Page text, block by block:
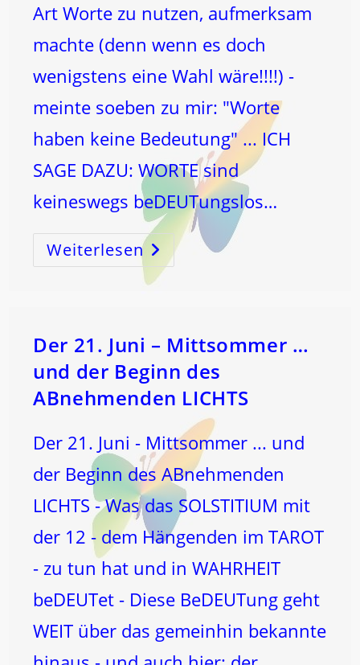
Art Worte zu nutzen, aufmerksam
machte (denn wenn es doch
wenigstens eine Wahl wäre!!!!) -
meinte soeben zu mir: "Worte
haben keine Bedeutung" ... ICH
SAGE DAZU: WORTE sind
keineswegs beDEUTungslos…
WeiterlesenWORTE
Und
GEFÜHLS-
Und
Der 21. Juni – Mittsommer …
und der Beginn des
ABnehmenden LICHTS
Der 21. Juni - Mittsommer ... und
der Beginn des ABnehmenden
LICHTS - Was das SOLSTITIUM mit
der 12 - dem Hängenden im TAROT
- zu tun hat und in WAHRHEIT
beDEUTet - Diese BeDEUTung geht
WEIT über das gemeinhin bekannte